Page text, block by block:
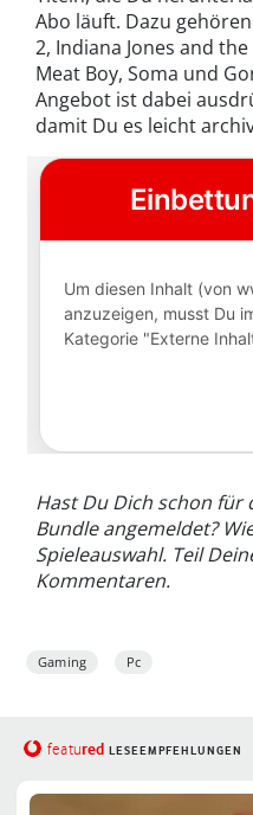
Abo läuft. Dazu
2, Indiana Jones and
Meat Boy, Soma und
Angebot ist dabei
damit Du es leicht
Hast Du Dich schon für
Bundle angemeldet?
Spieleauswahl. Teil
Kommentaren.
Gaming Pc
featured LESEEMPFEHLUNGEN